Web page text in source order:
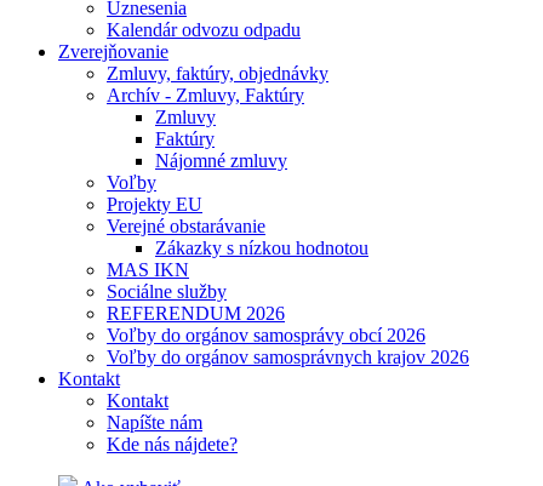
Uznesenia
Kalendár odvozu odpadu
Zverejňovanie
Zmluvy, faktúry, objednávky
Archív - Zmluvy, Faktúry
Zmluvy
Faktúry
Nájomné zmluvy
Voľby
Projekty EU
Verejné obstarávanie
Zákazky s nízkou hodnotou
MAS IKN
Sociálne služby
REFERENDUM 2026
Voľby do orgánov samosprávy obcí 2026
Voľby do orgánov samosprávnych krajov 2026
Kontakt
Kontakt
Napíšte nám
Kde nás nájdete?